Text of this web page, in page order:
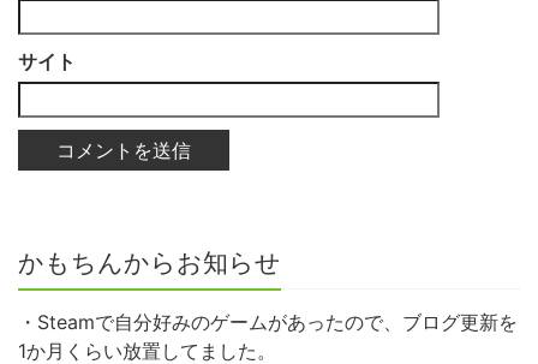
サイト
かもちんからお知らせ
・Steamで自分好みのゲームがあったので、ブログ更新を
1か月くらい放置してました。